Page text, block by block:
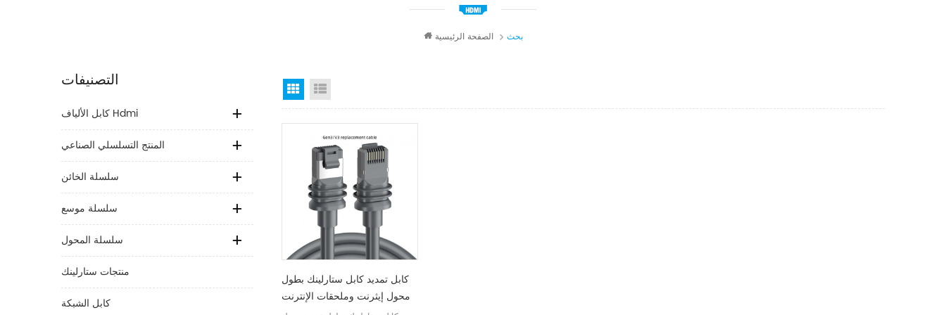
الصفحة الرئيسية بحث
التصنيفات
كابل الألياف Hdmi
المنتج التسلسلي الصناعي
سلسلة الخائن
سلسلة موسع
سلسلة المحول
منتجات ستارلينك
كابل الشبكة
Grid View
كابل تمديد كابل ستارلينك بطول
محول إيثرنت وملحقات الإنترنت